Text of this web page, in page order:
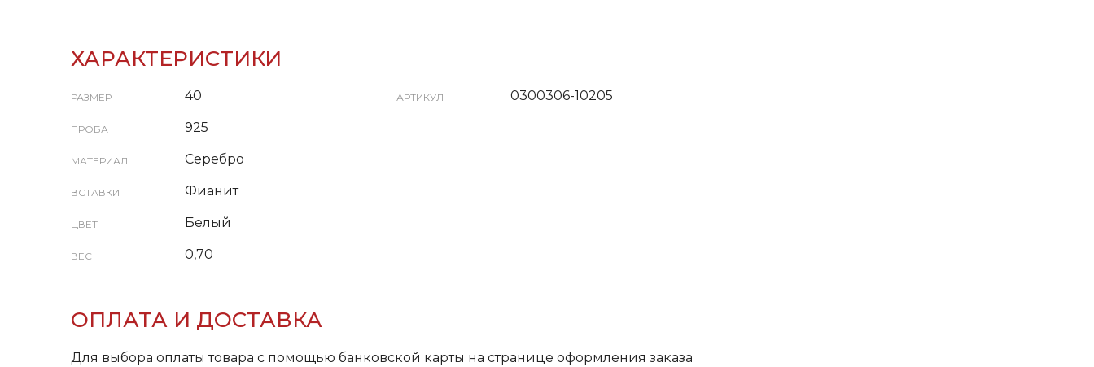
ХАРАКТЕРИСТИКИ
РАЗМЕР 40
ПРОБА 925
МАТЕРИАЛ Серебро
ВСТАВКИ Фианит
ЦВЕТ Белый
ВЕС 0,70
АРТИКУЛ 0300306-10205
ОПЛАТА И ДОСТАВКА
Для выбора оплаты товара с помощью банковской карты на странице оформления заказа